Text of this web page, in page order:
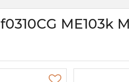
ME103k